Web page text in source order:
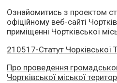
Ознайомитись з проектом
офіційному веб-сайті
приміщенні Чортківської
210517-Статут Чорківської
Про проведення
Чортківської міської